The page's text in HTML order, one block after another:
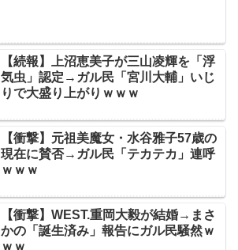
【続報】上沼恵美子が三山凌輝を「浮
気虫」認定→ガル民「宮川大輔」いじ
りで大盛り上がりｗｗｗ
【衝撃】元祖美魔女・水谷雅子57歳の
現在に賛否→ガル民「テカテカ」連呼
ｗｗｗ
【衝撃】WEST.重岡大毅が結婚→まさ
かの「誕生済み」報告にガル民騒然ｗ
ｗｗ